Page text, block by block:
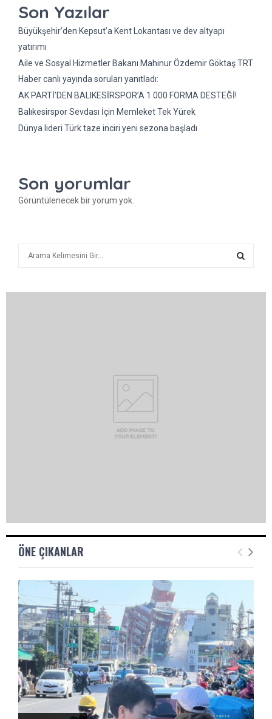
Son Yazılar
Büyükşehir’den Kepsut’a Kent Lokantası ve dev altyapı
yatırımı
Aile ve Sosyal Hizmetler Bakanı Mahinur Özdemir Göktaş TRT
Haber canlı yayında soruları yanıtladı:
AK PARTİ’DEN BALIKESİRSPOR’A 1.000 FORMA DESTEĞİ!
Balıkesirspor Sevdası İçin Memleket Tek Yürek
Dünya lideri Türk taze inciri yeni sezona başladı
Son yorumlar
Görüntülenecek bir yorum yok.
ÖNE ÇIKANLAR